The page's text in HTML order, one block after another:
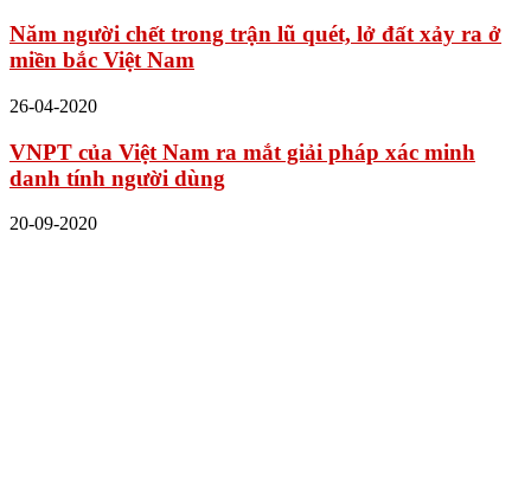
Năm người chết trong trận lũ quét, lở đất xảy ra ở
miền bắc Việt Nam
26-04-2020
VNPT của Việt Nam ra mắt giải pháp xác minh
danh tính người dùng
20-09-2020